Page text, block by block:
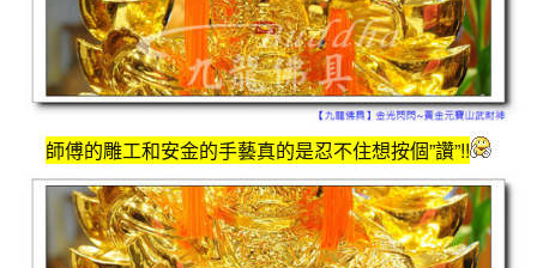
師傅的雕工和安金的手藝真的是忍不住想按個”讚”!!